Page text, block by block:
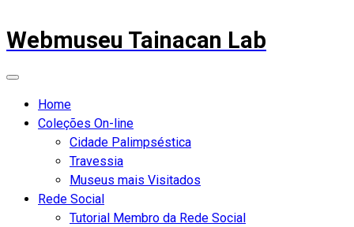
Webmuseu Tainacan Lab
Home
Coleções On-line
Cidade Palimpséstica
Travessia
Museus mais Visitados
Rede Social
Tutorial Membro da Rede Social